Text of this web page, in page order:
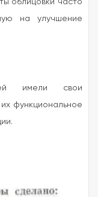
на улучшение
имели свои
функциональное